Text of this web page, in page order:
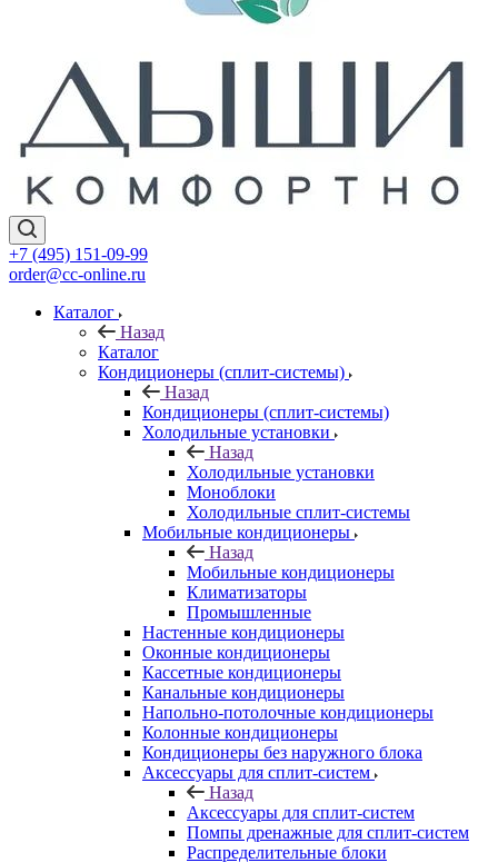
+7 (495) 151-09-99
order@cc-online.ru
Каталог
Назад
Каталог
Кондиционеры (сплит-системы)
Назад
Кондиционеры (сплит-системы)
Холодильные установки
Назад
Холодильные установки
Моноблоки
Холодильные сплит-системы
Мобильные кондиционеры
Назад
Мобильные кондиционеры
Климатизаторы
Промышленные
Настенные кондиционеры
Оконные кондиционеры
Кассетные кондиционеры
Канальные кондиционеры
Напольно-потолочные кондиционеры
Колонные кондиционеры
Кондиционеры без наружного блока
Аксессуары для сплит-систем
Назад
Аксессуары для сплит-систем
Помпы дренажные для сплит-систем
Распределительные блоки